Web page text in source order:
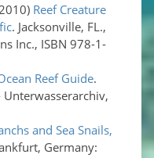
Reef Creature
. Jacksonville, FL.,
Inc., ISBN 978-1-
Reef Guide.
and Sea Snails,
Germany: